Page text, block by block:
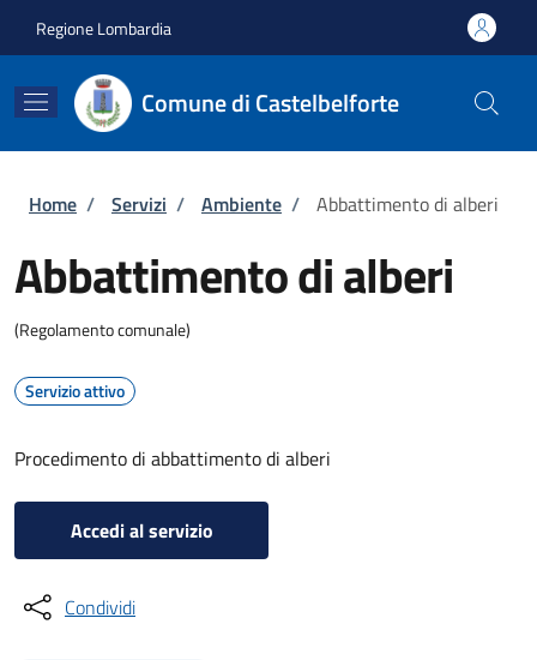
Regione Lombardia
Comune di Castelbelforte
Briciole di pane
Home / Servizi / Ambiente / Abbattimento di alberi
Abbattimento di alberi
(Regolamento comunale)
Servizio attivo
Procedimento di abbattimento di alberi
Accedi al servizio
Condividi